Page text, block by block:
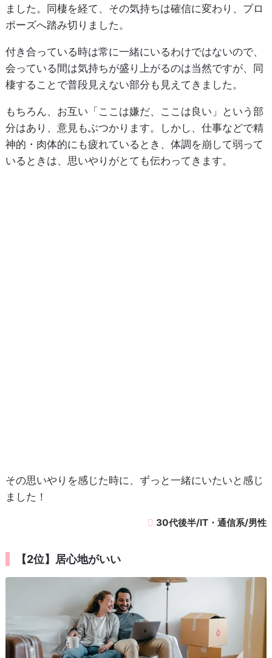
ました。同棲を経て、その気持ちは確信に変わり、プロ
ポーズへ踏み切りました。
付き合っている時は常に一緒にいるわけではないので、
会っている間は気持ちが盛り上がるのは当然ですが、同
棲することで普段見えない部分も見えてきました。
もちろん、お互い「ここは嫌だ、ここは良い」という部
分はあり、意見もぶつかります。しかし、仕事などで精
神的・肉体的にも疲れているとき、体調を崩して弱って
いるときは、思いやりがとても伝わってきます。
その思いやりを感じた時に、ずっと一緒にいたいと感じ
ました！
30代後半/IT・通信系/男性
【2位】居心地がいい